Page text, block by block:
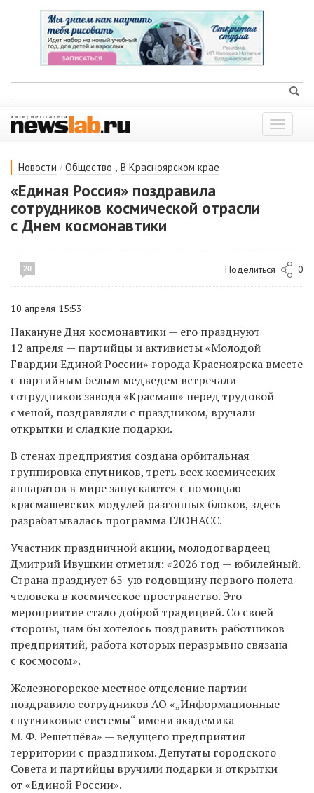
Показать
меню
Новости / Общество , В Красноярском крае
«Единая Россия» поздравила
сотрудников космической отрасли
с Днем космонавтики
20 Поделиться 0
10 апреля 15:53
Накануне Дня космонавтики — его празднуют
12 апреля — партийцы и активисты «Молодой
Гвардии Единой России» города Красноярска вместе
с партийным белым медведем встречали
сотрудников завода «Красмаш» перед трудовой
сменой, поздравляли с праздником, вручали
открытки и сладкие подарки.
В стенах предприятия создана орбитальная
группировка спутников, треть всех космических
аппаратов в мире запускаются с помощью
красмашевских модулей разгонных блоков, здесь
разрабатывалась программа ГЛОНАСС.
Участник праздничной акции, молодогвардеец
Дмитрий Ивушкин отметил: «2026 год — юбилейный.
Страна празднует 65-ую годовщину первого полета
человека в космическое пространство. Это
мероприятие стало доброй традицией. Со своей
стороны, нам бы хотелось поздравить работников
предприятий, работа которых неразрывно связана
с космосом».
Железногорское местное отделение партии
поздравило сотрудников АО «„Информационные
спутниковые системы“ имени академика
М. Ф. Решетнёва» — ведущего предприятия
территории с праздником. Депутаты городского
Совета и партийцы вручили подарки и открытки
от «Единой России».